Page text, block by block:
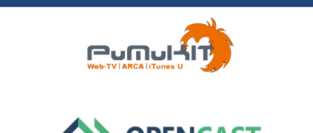
Innovation in Zahlen